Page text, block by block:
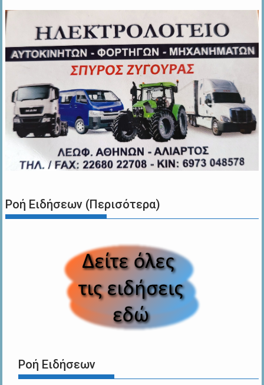
Ροή Ειδήσεων (Περισότερα)
Ροή Ειδήσεων